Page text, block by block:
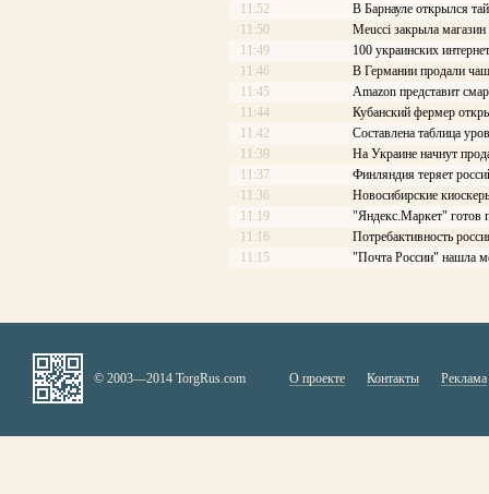
11:52
В Барнауле открылся
11:50
Meucci закрыла
11:49
100 украинских
11:46
В Германии продали
11:45
Amazon представит
11:44
Кубанский фермер
11:42
Составлена таблица
11:39
На Украине начнут
11:37
Финляндия теряет
11:36
Новосибирские
11:19
"Яндекс.Маркет" готов
11:16
Потребактивность
11:15
"Почта России" нашла
© 2003—2014 TorgRus.com О проекте Контакты Реклама